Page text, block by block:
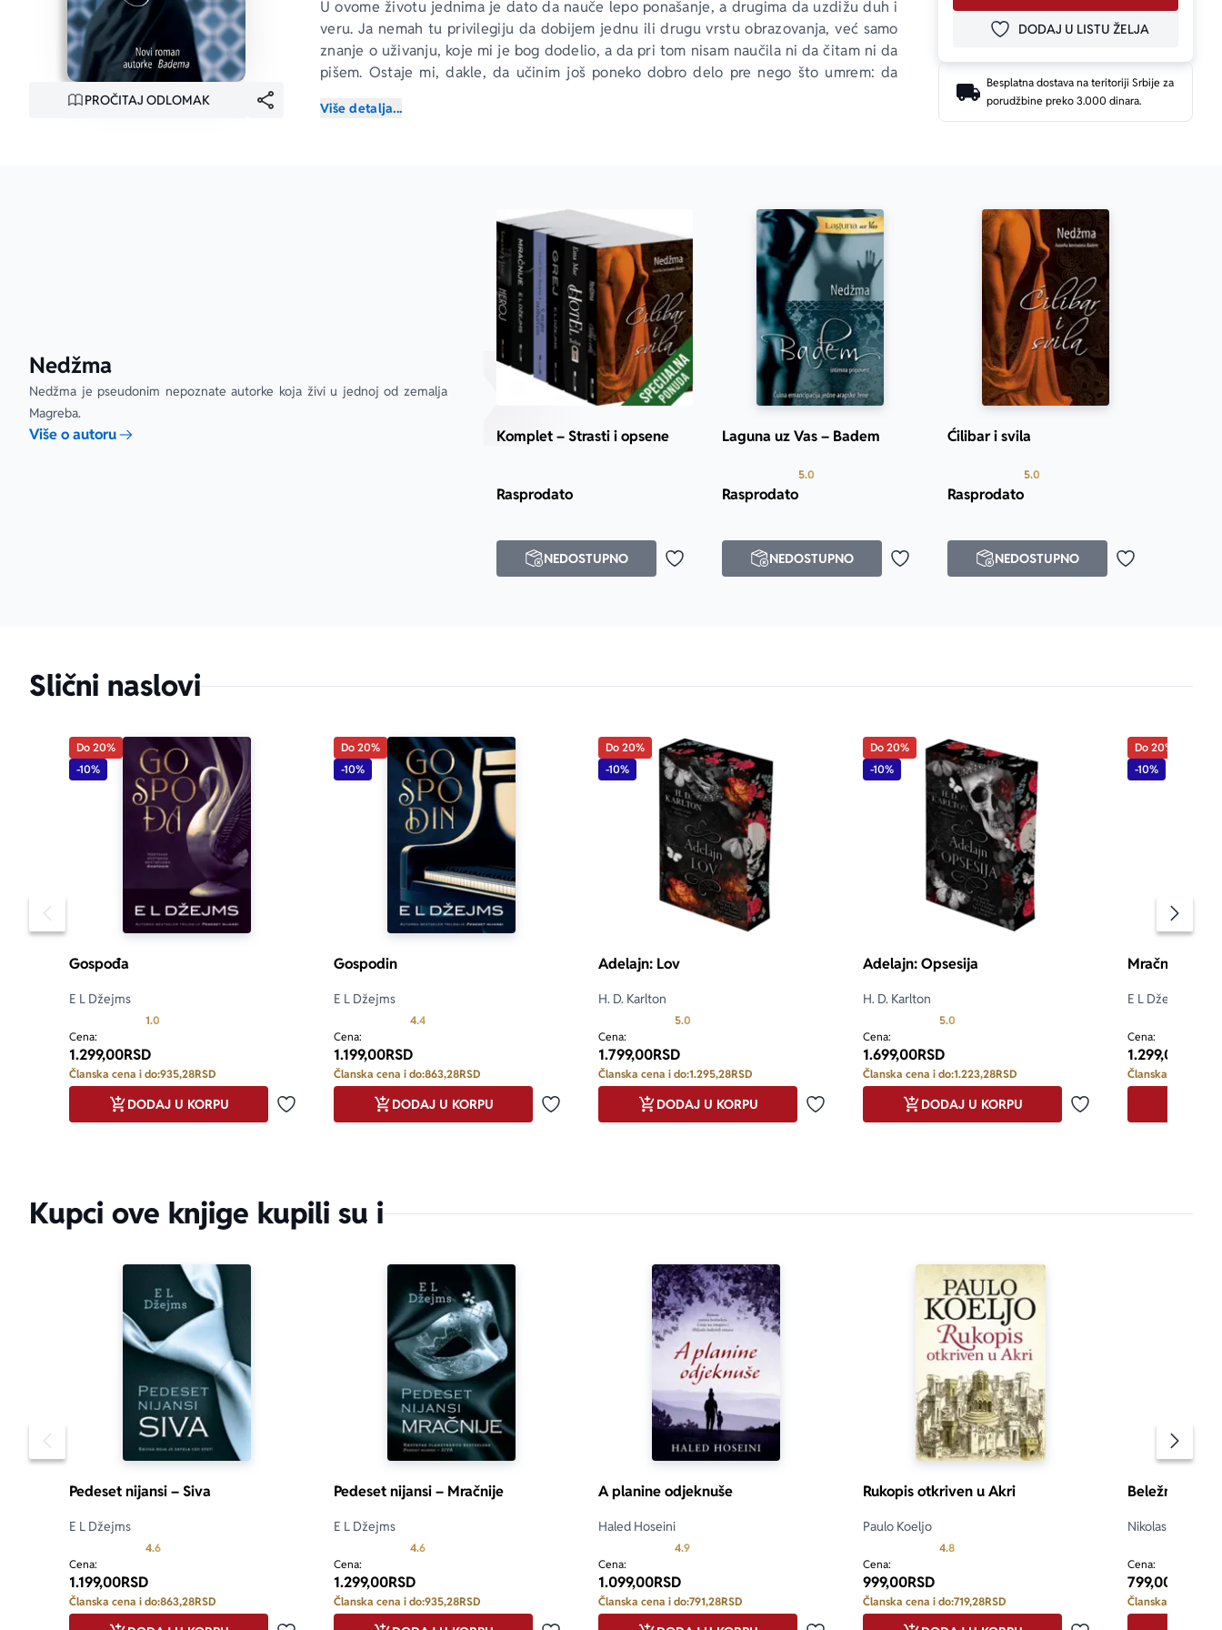
PROČITAJ ODLOMAK
U ovome životu jednima je dato da nauče lepo ponašanje, a drugima da uzdižu duh i
veru. Ja nemah tu privilegiju da dobijem jednu ili drugu vrstu obrazovanja, već samo
znanje o uživanju, koje mi je bog dodelio, a da pri tom nisam naučila ni da čitam ni da
pišem. Ostaje mi, dakle, da učinim još poneko dobro delo pre nego što umrem: da
zemlja je odavno donela odluku da svojim žiteljima zabrani seks i da se zaogrne velom
Više detalja...
DODAJ U OMILJENE
DODAJ U LISTU ŽELJA
Besplatna dostava na teritoriji Srbije za
porudžbine preko 3.000 dinara.
Nedžma
Nedžma je pseudonim nepoznate autorke koja živi u jednoj od zemalja
Magreba.
Više o autoru Komplet – Strasti i opsene
Rasprodato
Dodaj u omiljene
NEDOSTUPNO
Laguna uz Vas – Badem
5.0
Rasprodato
Dodaj u omiljene
NEDOSTUPNO
Ćilibar i svila
5.0
Rasprodato
Dodaj u
NEDOSTUPNO
Slični naslovi
Pomeranje sadržaja slajdera u levo
Do 20%
-10%
Gospođa
E L Džejms
1.0
Cena:
1.299,00RSD
Članska cena i do:935,28RSD
Dodaj u omiljene
DODAJ U KORPU
Do 20%
-10%
Gospodin
E L Džejms
4.4Prosecna ocena je 4.4 od 5
Cena:
1.199,00RSD
Članska cena i do:863,28RSD
Dodaj u omiljene
DODAJ U KORPU
Do 20%
-10%
Adelajn: Lov
H. D. Karlton
5.0
Cena:
1.799,00RSD
Članska cena i do:1.295,28RSD
Dodaj u omiljene
DODAJ U KORPU
Do 20%
-10%
Adelajn: Opsesija
H. D. Karlton
5.0
Cena:
1.699,00RSD
Članska cena i do:1.223,28RSD
Dodaj u omiljene
DODAJ U KORPU
Do 20%
-10%
Mračnije
E L Džejms
Cena:
1.299,00
Članska cena i do:
Kupci ove knjige kupili su i
Pomeranje sadržaja slajdera u levo
Pedeset nijansi – Siva
E L Džejms
4.6Prosecna ocena je 4.6 od 5
Cena:
1.199,00RSD
Članska cena i do:863,28RSD
Pedeset nijansi – Mračnije
E L Džejms
4.6Prosecna ocena je 4.6 od 5
Cena:
1.299,00RSD
Članska cena i do:935,28RSD
A planine odjeknuše
Haled Hoseini
4.9Prosecna ocena je 4.9 od 5
Cena:
1.099,00RSD
Članska cena i do:791,28RSD
Rukopis otkriven u Akri
Paulo Koeljo
4.8Prosecna ocena je 4.8 od 5
Cena:
999,00RSD
Članska cena i do:719,28RSD
Beležnica
Nikolas Sparks
Cena:
799,00
Članska cena i do: